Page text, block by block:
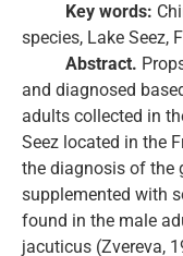
Key words:
species, Lake Seez,
Abstract.
and diagnosed
adults collected in
Seez located in the
the diagnosis of the
supplemented with
found in the male
jacuticus (Zvereva,